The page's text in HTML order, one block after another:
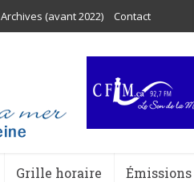
Archives (avant 2022) Contact
Grille horaire Émissions